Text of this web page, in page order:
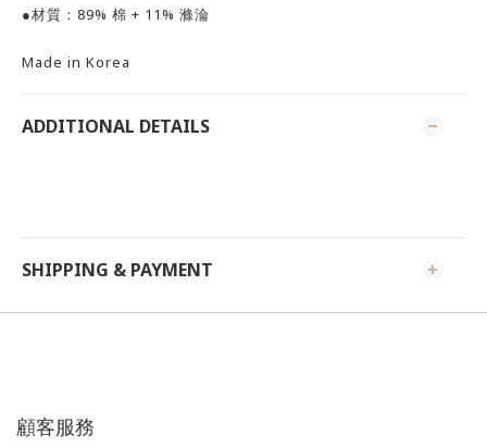
●材質：89% 棉 + 11% 滌淪
Made in Korea
ADDITIONAL DETAILS
SHIPPING & PAYMENT
顧客服務